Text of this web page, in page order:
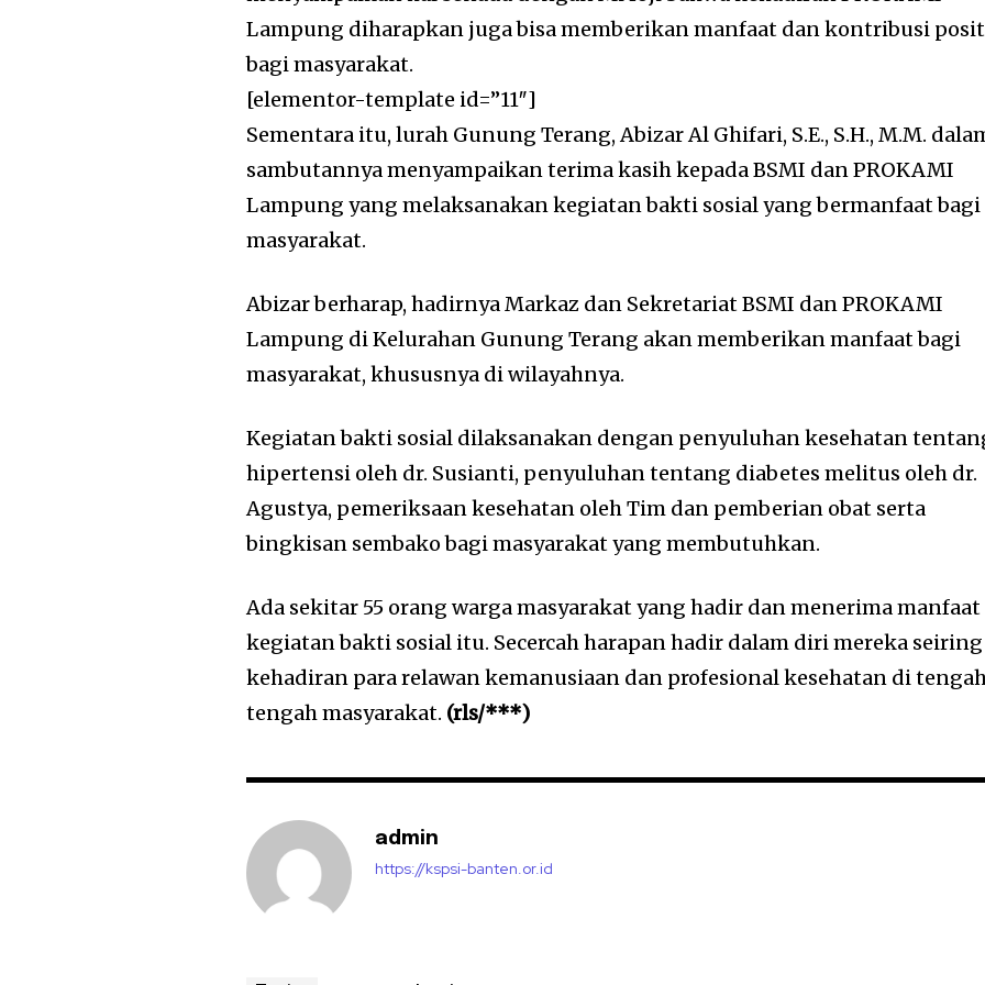
Lampung diharapkan juga bisa memberikan manfaat dan kontribusi
bagi masyarakat.
[elementor-template id=”11″]
Sementara itu, lurah Gunung Terang, Abizar Al Ghifari, S.E., S.H., M.M.
sambutannya menyampaikan terima kasih kepada BSMI dan PROKAMI
Lampung yang melaksanakan kegiatan bakti sosial yang bermanfaat bagi
masyarakat.
Abizar berharap, hadirnya Markaz dan Sekretariat BSMI dan PROKAMI
Lampung di Kelurahan Gunung Terang akan memberikan manfaat bagi
masyarakat, khususnya di wilayahnya.
Kegiatan bakti sosial dilaksanakan dengan penyuluhan kesehatan
hipertensi oleh dr. Susianti, penyuluhan tentang diabetes melitus oleh dr.
Agustya, pemeriksaan kesehatan oleh Tim dan pemberian obat serta
bingkisan sembako bagi masyarakat yang membutuhkan.
Ada sekitar 55 orang warga masyarakat yang hadir dan menerima manfaat
kegiatan bakti sosial itu. Secercah harapan hadir dalam diri mereka seiring
kehadiran para relawan kemanusiaan dan profesional kesehatan di
tengah masyarakat. (rls/***)
admin
https://kspsi-banten.or.id